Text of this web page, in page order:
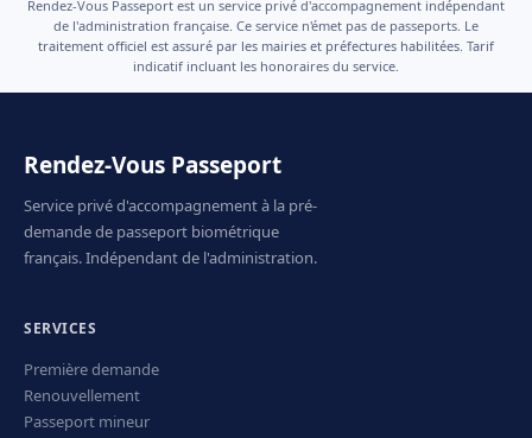
Rendez-Vous Passeport est un service privé d'accompagnement indépendant
de l'administration française. Ce service n'émet pas de passeports. Le
traitement officiel est assuré par les mairies et préfectures habilitées. Tarif
indicatif incluant les honoraires du service.
Rendez-Vous Passeport
Service privé d'accompagnement à la pré-
demande de passeport biométrique
français. Indépendant de l'administration.
SERVICES
Première demande
Renouvellement
Passeport mineur